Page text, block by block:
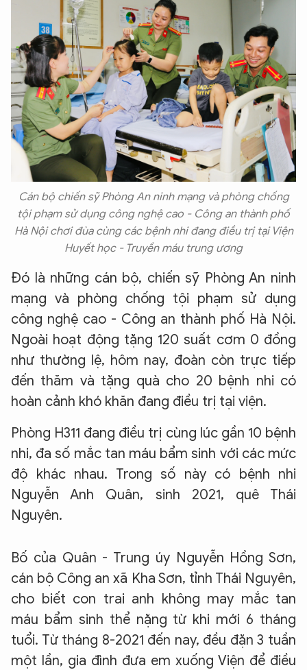
Cán bộ chiến sỹ Phòng An ninh mạng và phòng chống
tội phạm sử dụng công nghệ cao - Công an thành phố
Hà Nội chơi đùa cùng các bệnh nhi đang điều trị tại Viện
Huyết học - Truyền máu trung ương
Đó là những cán bộ, chiến sỹ Phòng An ninh
mạng và phòng chống tội phạm sử dụng
công nghệ cao - Công an thành phố Hà Nội.
Ngoài hoạt động tặng 120 suất cơm 0 đồng
như thường lệ, hôm nay, đoàn còn trực tiếp
đến thăm và tặng quà cho 20 bệnh nhi có
hoàn cảnh khó khăn đang điều trị tại viện.
Phòng H311 đang điều trị cùng lúc gần 10 bệnh
nhi, đa số mắc tan máu bẩm sinh với các mức
độ khác nhau. Trong số này có bệnh nhi
Nguyễn Anh Quân, sinh 2021, quê Thái
Nguyên.
Bố của Quân - Trung úy Nguyễn Hồng Sơn,
cán bộ Công an xã Kha Sơn, tỉnh Thái Nguyên,
cho biết con trai anh không may mắc tan
máu bẩm sinh thể nặng từ khi mới 6 tháng
tuổi. Từ tháng 8-2021 đến nay, đều đặn 3 tuần
một lần, gia đình đưa em xuống Viện để điều